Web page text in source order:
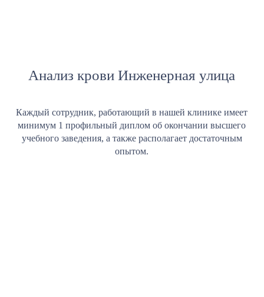
Анализ крови Инженерная улица
Каждый сотрудник, работающий в нашей клинике имеет
минимум 1 профильный диплом об окончании высшего
учебного заведения, а также располагает достаточным
опытом.